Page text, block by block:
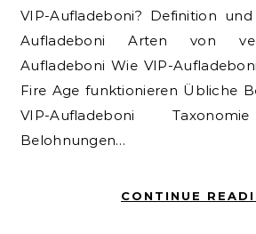
VIP-Aufladeboni? Definition
Aufladeboni Arten von
Aufladeboni Wie VIP-
Fire Age funktionieren Übliche
VIP-Aufladeboni
Belohnungen…
CONTINUE